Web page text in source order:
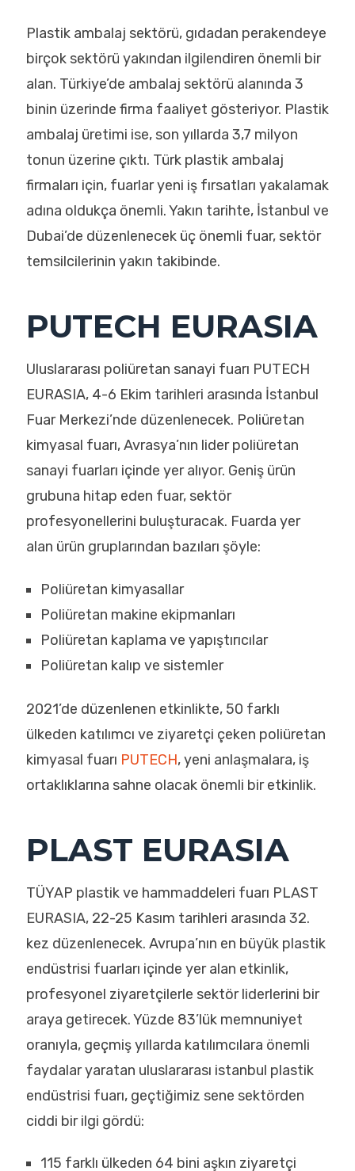
Plastik ambalaj sektörü, gıdadan perakendeye
birçok sektörü yakından ilgilendiren önemli bir
alan. Türkiye’de ambalaj sektörü alanında 3
binin üzerinde firma faaliyet gösteriyor. Plastik
ambalaj üretimi ise, son yıllarda 3,7 milyon
tonun üzerine çıktı. Türk plastik ambalaj
firmaları için, fuarlar yeni iş fırsatları yakalamak
adına oldukça önemli. Yakın tarihte, İstanbul ve
Dubai’de düzenlenecek üç önemli fuar, sektör
temsilcilerinin yakın takibinde.
PUTECH EURASIA
Uluslararası poliüretan sanayi fuarı PUTECH
EURASIA, 4-6 Ekim tarihleri arasında İstanbul
Fuar Merkezi’nde düzenlenecek. Poliüretan
kimyasal fuarı, Avrasya’nın lider poliüretan
sanayi fuarları içinde yer alıyor. Geniş ürün
grubuna hitap eden fuar, sektör
profesyonellerini buluşturacak. Fuarda yer
alan ürün gruplarından bazıları şöyle:
Poliüretan kimyasallar
Poliüretan makine ekipmanları
Poliüretan kaplama ve yapıştırıcılar
Poliüretan kalıp ve sistemler
2021’de düzenlenen etkinlikte, 50 farklı
ülkeden katılımcı ve ziyaretçi çeken poliüretan
kimyasal fuarı PUTECH, yeni anlaşmalara, iş
ortaklıklarına sahne olacak önemli bir etkinlik.
PLAST EURASIA
TÜYAP plastik ve hammaddeleri fuarı PLAST
EURASIA, 22-25 Kasım tarihleri arasında 32.
kez düzenlenecek. Avrupa’nın en büyük plastik
endüstrisi fuarları içinde yer alan etkinlik,
profesyonel ziyaretçilerle sektör liderlerini bir
araya getirecek. Yüzde 83’lük memnuniyet
oranıyla, geçmiş yıllarda katılımcılara önemli
faydalar yaratan uluslararası istanbul plastik
endüstrisi fuarı, geçtiğimiz sene sektörden
ciddi bir ilgi gördü:
115 farklı ülkeden 64 bini aşkın ziyaretçi